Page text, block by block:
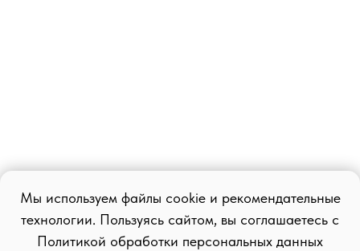
Мы используем файлы cookie и рекомендательные
технологии. Пользуясь сайтом, вы соглашаетесь с
Политикой обработки персональных данных